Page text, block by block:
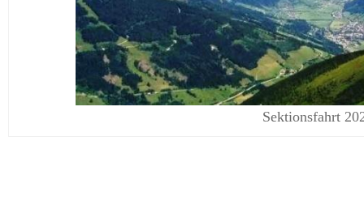
Sektionsfahrt